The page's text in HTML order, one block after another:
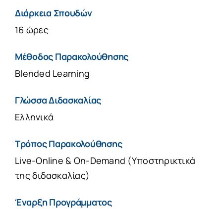
Διάρκεια Σπουδών
16 ώρες
Μέθοδος Παρακολούθησης
Blended Learning
Γλώσσα Διδασκαλίας
Ελληνικά
Τρόπος Παρακολούθησης
Live-Online & On-Demand (Υποστηρικτικά
της διδασκαλίας)
Έναρξη Προγράμματος